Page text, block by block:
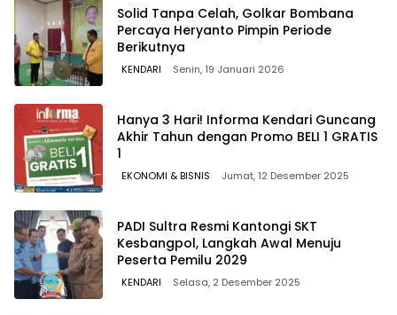
Solid Tanpa Celah, Golkar Bombana
Percaya Heryanto Pimpin Periode
Berikutnya
KENDARI Senin, 19 Januari 2026
Hanya 3 Hari! Informa Kendari Guncang
Akhir Tahun dengan Promo BELI 1 GRATIS
1
EKONOMI & BISNIS Jumat, 12 Desember 2025
PADI Sultra Resmi Kantongi SKT
Kesbangpol, Langkah Awal Menuju
Peserta Pemilu 2029
KENDARI Selasa, 2 Desember 2025